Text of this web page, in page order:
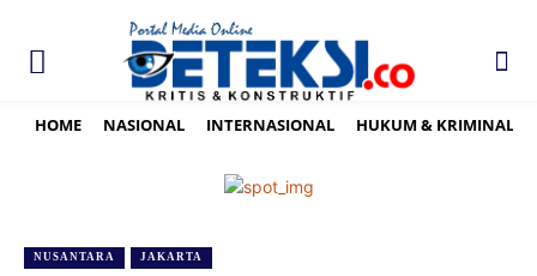
HOME NASIONAL INTERNASIONAL HUKUM & KRIMINAL
NUSANTARA JAKARTA